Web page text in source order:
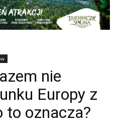
nie
Europy z
to oznacza?